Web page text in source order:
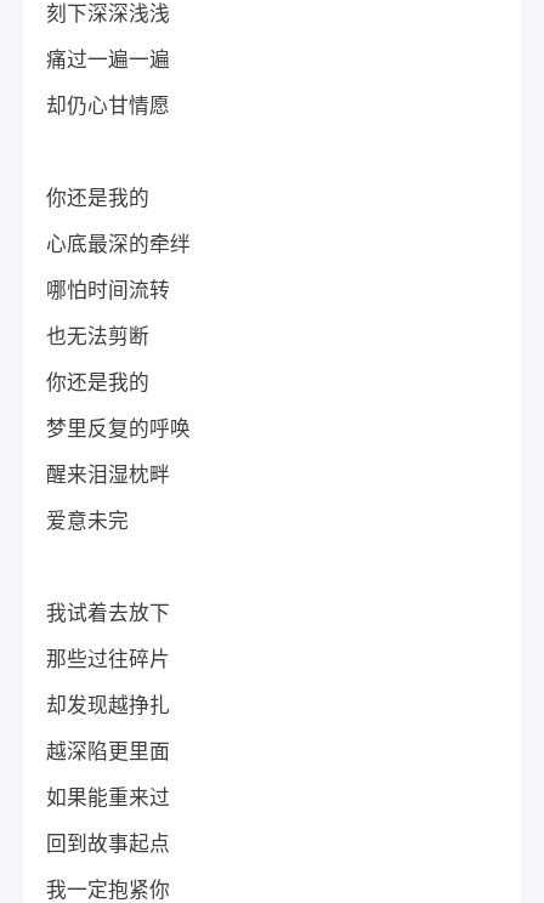
刻下深深浅浅
痛过一遍一遍
却仍心甘情愿
你还是我的
心底最深的牵绊
哪怕时间流转
也无法剪断
你还是我的
梦里反复的呼唤
醒来泪湿枕畔
爱意未完
我试着去放下
那些过往碎片
却发现越挣扎
越深陷更里面
如果能重来过
回到故事起点
我一定抱紧你